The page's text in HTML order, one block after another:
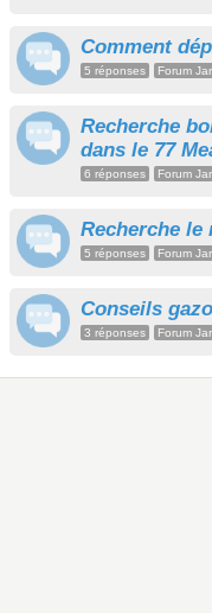
Comment
5 réponses Forum
Recherche
dans le 77
6 réponses Forum
Recherche le
5 réponses Forum
Conseils
3 réponses Forum